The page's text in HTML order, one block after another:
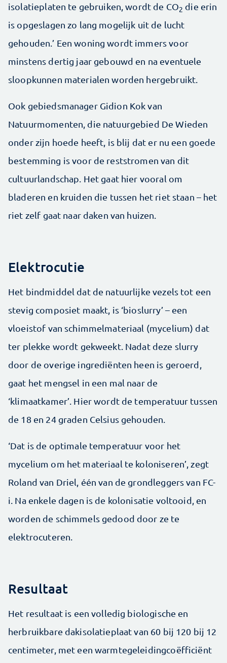
isolatieplaten te gebruiken, wordt de CO2 die erin
is opgeslagen zo lang mogelijk uit de lucht
gehouden.’ Een woning wordt immers voor
minstens dertig jaar gebouwd en na eventuele
sloopkunnen materialen worden hergebruikt.
Ook gebiedsmanager Gidion Kok van
Natuurmomenten, die natuurgebied De Wieden
onder zijn hoede heeft, is blij dat er nu een goede
bestemming is voor de reststromen van dit
cultuurlandschap. Het gaat hier vooral om
bladeren en kruiden die tussen het riet staan – het
riet zelf gaat naar daken van huizen.
Elektrocutie
Het bindmiddel dat de natuurlijke vezels tot een
stevig composiet maakt, is ‘bioslurry’ – een
vloeistof van schimmelmateriaal (mycelium) dat
ter plekke wordt gekweekt. Nadat deze slurry
door de overige ingrediënten heen is geroerd,
gaat het mengsel in een mal naar de
‘klimaatkamer’. Hier wordt de temperatuur tussen
de 18 en 24 graden Celsius gehouden.
‘Dat is de optimale temperatuur voor het
mycelium om het materiaal te koloniseren’, zegt
Roland van Driel, één van de grondleggers van FC-
i. Na enkele dagen is de kolonisatie voltooid, en
worden de schimmels gedood door ze te
elektrocuteren.
Resultaat
Het resultaat is een volledig biologische en
herbruikbare dakisolatieplaat van 60 bij 120 bij 12
centimeter, met een warmtegeleidingcoëfficiënt